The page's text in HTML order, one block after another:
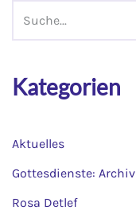
Kategorien
Aktuelles
Gottesdienste: Archiv
Rosa Detlef